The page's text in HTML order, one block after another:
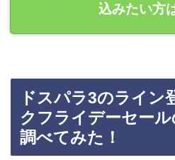
込みたい方
ドスパラ3のライン
クフライデーセー
調べてみた！